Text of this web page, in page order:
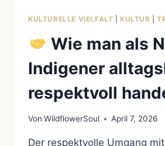
KULTURELLE VIELFALT |KULTUR |
Wie man als
Indigener
respektvoll
Von WildflowerSoul April 7, 2026
Der respektvolle Umgang